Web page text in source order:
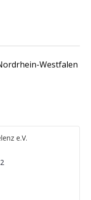
Westfalen
e.V.